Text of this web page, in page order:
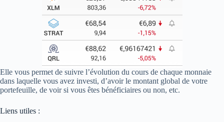
Elle vous permet de suivre l’évolution du cours de chaque monnaie
dans laquelle vous avez investi, d’avoir le montant global de votre
portefeuille, de voir si vous êtes bénéficiaires ou non, etc.
Liens utiles :